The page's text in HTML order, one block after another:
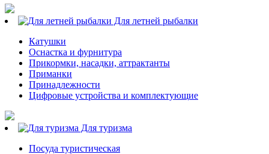
Для летней рыбалки
Катушки
Оснастка и фурнитура
Прикормки, насадки, аттрактанты
Приманки
Принадлежности
Цифровые устройства и комплектующие
Для туризма
Посуда туристическая